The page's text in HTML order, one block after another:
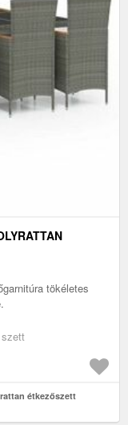
tökéletes
étkezőszett